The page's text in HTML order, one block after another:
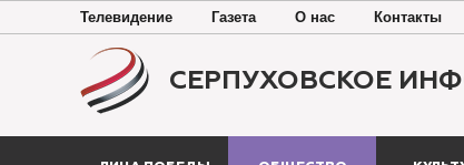
Телевидение Газета О нас Контакты
СЕРПУХОВСКОЕ